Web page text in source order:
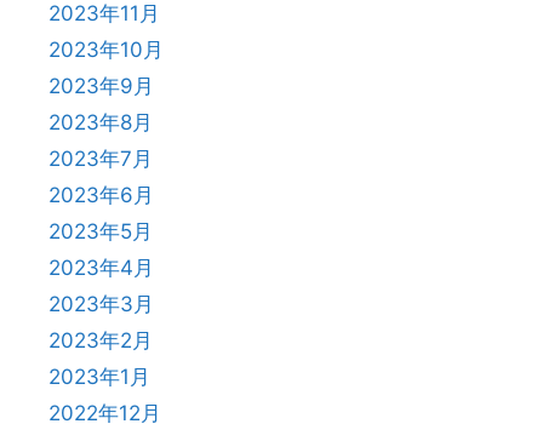
2023年11月
2023年10月
2023年9月
2023年8月
2023年7月
2023年6月
2023年5月
2023年4月
2023年3月
2023年2月
2023年1月
2022年12月